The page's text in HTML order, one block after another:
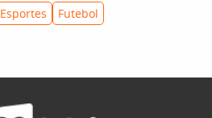
Esportes Futebol